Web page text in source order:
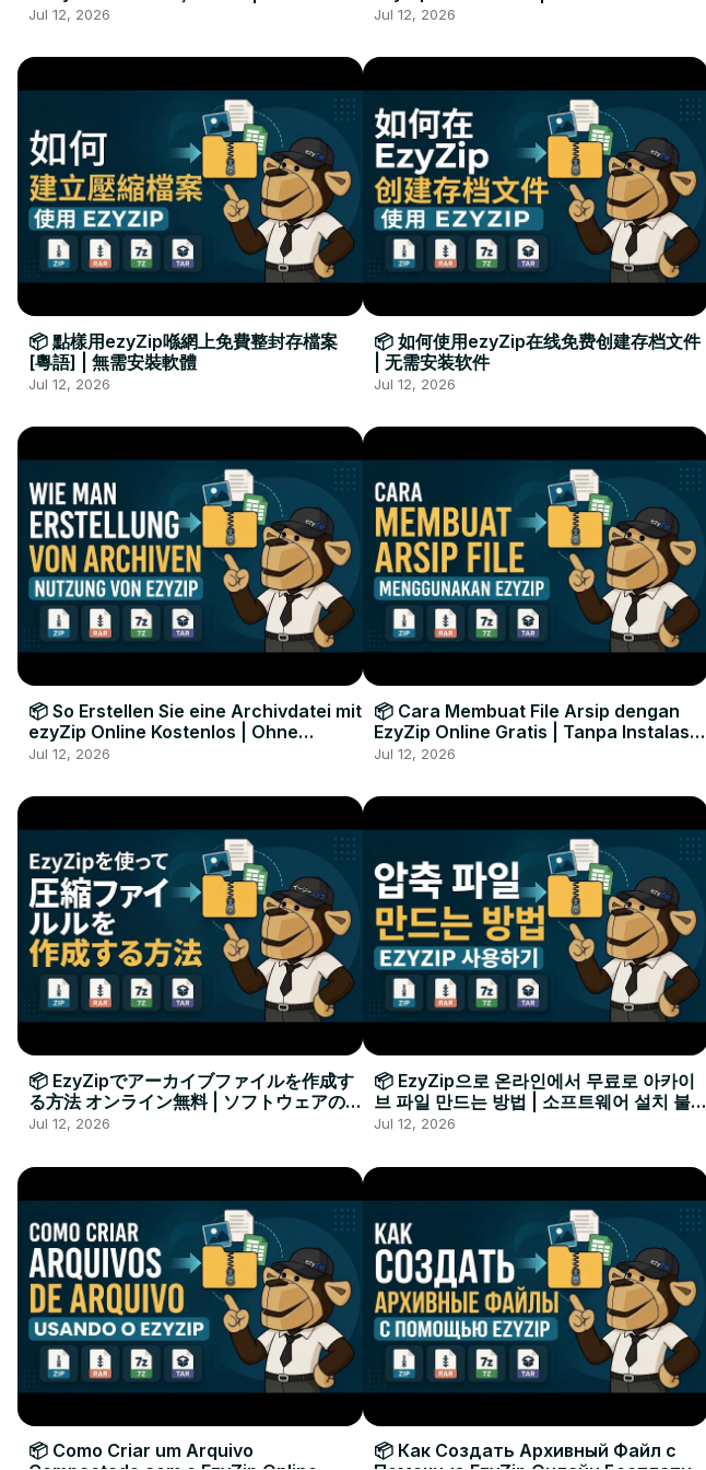
Kurulumu Gerekmez
Jul 12, 2026
Installation Required
Jul 12, 2026
📦 點樣用ezyZip喺網上免費整封存檔案
[粵語] | 無需安裝軟體
Jul 12, 2026
📦 如何使用ezyZip在线免费创建存档文件
| 无需安装软件
Jul 12, 2026
📦 So Erstellen Sie eine Archivdatei mit
ezyZip Online Kostenlos | Ohne
Softwareinstallation
Jul 12, 2026
📦 Cara Membuat File Arsip dengan
EzyZip Online Gratis | Tanpa Instalasi
Perangkat Lunak
Jul 12, 2026
📦 EzyZipでアーカイブファイルを作成す
る方法 オンライン無料 | ソフトウェアのイ
ンストール不要
Jul 12, 2026
📦 EzyZip으로 온라인에서 무료로 아카이
브 파일 만드는 방법 | 소프트웨어 설치 불필
요
Jul 12, 2026
📦 Como Criar um Arquivo
📦 Как Создать Архивный Файл с